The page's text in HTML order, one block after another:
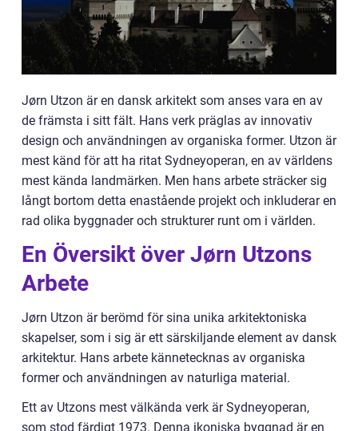
Jørn Utzon är en dansk arkitekt som anses vara en av
de främsta i sitt fält. Hans verk präglas av innovativ
design och användningen av organiska former. Utzon är
mest känd för att ha ritat Sydneyoperan, en av världens
mest kända landmärken. Men hans arbete sträcker sig
långt bortom detta enastående projekt och inkluderar en
rad olika byggnader och strukturer runt om i världen.
En Översikt över Jørn Utzons
Arbete
Jørn Utzon är berömd för sina unika arkitektoniska
skapelser, som i sig är ett särskiljande element av dansk
arkitektur. Hans arbete kännetecknas av organiska
former och användningen av naturliga material.
Ett av Utzons mest välkända verk är Sydneyoperan,
som stod färdigt 1973. Denna ikoniska byggnad är en